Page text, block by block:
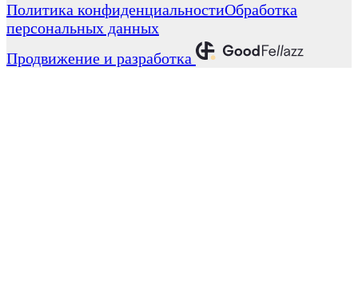
Политика конфиденциальностиОбработка
персональных данных
Продвижение и разработка